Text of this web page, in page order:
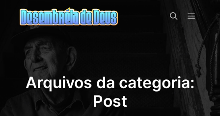
PesquisaMenu
Arquivos da categoria:
Post